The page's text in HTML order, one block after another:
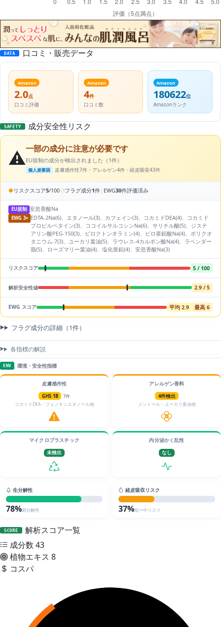
DATA 口コミ・販売データ
Amazon
2.0点
口コミ評価
Amazon
4件
口コミ数
Amazon
180622位
Amazonランク
SAFETY 成分安全性リスク
⚠️一部の成分に注意が必要です
EU規制の成分が検出されました（1件）
個人差要因 皮膚感作性7件・アレルゲン4件・経皮吸収43件
● リスクスコア5/100 | !フラグ成分1件 | EWG30件評価済み
EU規制 安息香酸Na
EWG 3+ EDTA-2Na(6)、エタノール(3)、カフェイン(3)、コカミドDEA(4)、コカミド
プロピルベタイン(3)、ココイルサルコシンNa(6)、サリチル酸(5)、ジステ
アリン酸PEG-150(3)、ピロクトンオラミン(4)、ピロ亜鉛酸Na(4)、ポリクオ
タニウム-7(3)、ユーカリ葉油(5)、ラウレス-4カルボン酸Na(4)、ラベンダー
脂(5)、ローズマリー葉油(4)、塩化亜鉛(4)、安息香酸Na(3)
リスクスコア 5 / 100
解析安全性値 2.9 / 5
EWG スコア 平均 2.9 最高 6
フラグ成分の詳細（1件）
各指標の解説
ENV 環境・安全性指標
皮膚感作性
GHS 1B
7件
コカミドDEA・フェノキシエタノール他
アレルゲン香料
4件検出
メントール・ユーカリ葉油他
マイクロプラスチック
未検出
内分泌かく乱性
なし
生分解性
78%易分解性
経皮吸収リスク
37%低〜中リスク
SCORE
解析スコア一覧
成分数 43
植物エキス 8
コスパ